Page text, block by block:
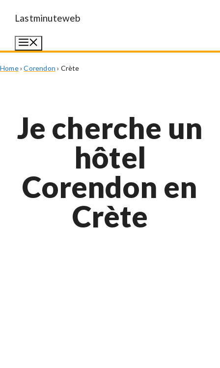
Aller
contenu
Lastminuteweb
Home›Corendon › Crète
Je cherche un
hôtel
Corendon en
Crète